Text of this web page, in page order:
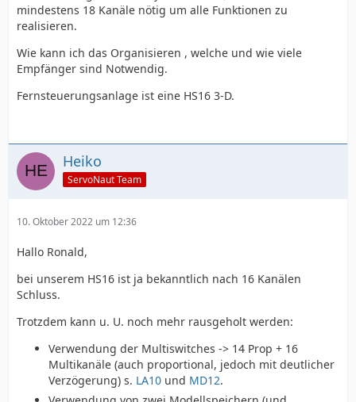
mindestens 18 Kanäle nötig um alle Funktionen zu
realisieren.
Wie kann ich das Organisieren , welche und wie viele
Empfänger sind Notwendig.
Fernsteuerungsanlage ist eine HS16 3-D.
Heiko
ServoNaut Team
10. Oktober 2022 um 12:36
Hallo Ronald,
bei unserem HS16 ist ja bekanntlich nach 16 Kanälen
Schluss.
Trotzdem kann u. U. noch mehr rausgeholt werden:
Verwendung der Multiswitches -> 14 Prop + 16
Multikanäle (auch proportional, jedoch mit deutlicher
Verzögerung) s. LA10 und MD12.